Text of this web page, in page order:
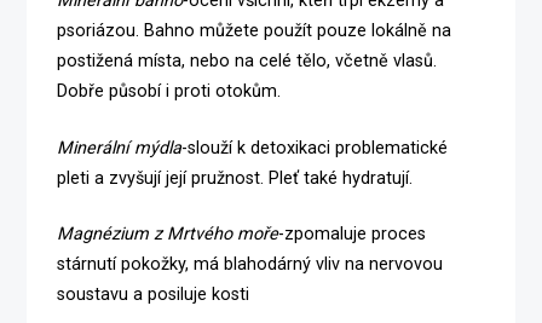
psoriázou. Bahno můžete použít pouze lokálně na
postižená místa, nebo na celé tělo, včetně vlasů.
Dobře působí i proti otokům.
Minerální mýdla-slouží k detoxikaci problematické
pleti a zvyšují její pružnost. Pleť také hydratují.
Magnézium z Mrtvého moře-zpomaluje proces
stárnutí pokožky, má blahodárný vliv na nervovou
soustavu a posiluje kosti